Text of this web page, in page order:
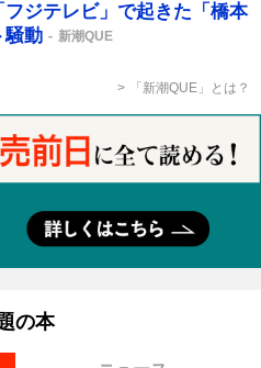
ジテレビ」で起きた「橋本
騒動
新潮QUE
「新潮QUE」とは？
の本